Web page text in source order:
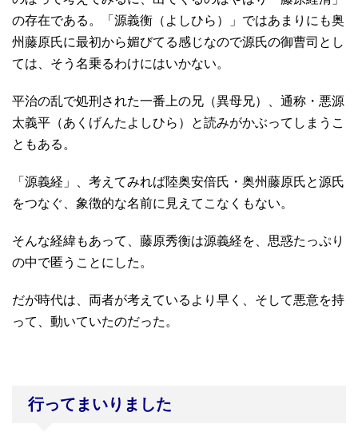
の存在である。「源義衡（よしひら）」ではあまりにも奥
州藤原氏に最初から媚びてる感じなので源氏の御曹司とし
ては、そう名乗るわけにはいかない。
平治の乱で処刑された一番上の兄（異母兄）、通称・悪源
太義平（あくげんたよしひら）と読みがかぶってしまうこ
ともある。
「源義経」、考えてみれば陸奥安倍氏・奥州藤原氏と源氏
をつなぐ、象徴的な名前に見えてこなくもない。
そんな経緯もあって、藤原秀衡は源義経を、思惑たっぷり
の中で匿うことにした。
だが時代は、両者が考えているより早く、そして悪意を持
って、動いていたのだった。
行ってまいりました